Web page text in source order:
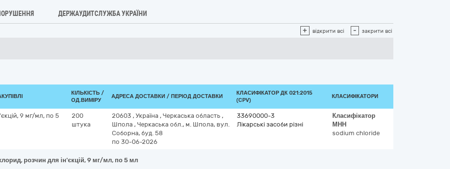
ДЕРЖАУДИТСЛУЖБА УКРАЇНИ
+ відкрити всі - закрити всі
КІЛЬКІСТЬ /
ОД.ВИМІРУ
АДРЕСА ДОСТАВКИ / ПЕРІОД ДОСТАВКИ
КЛАСИФІКАТОР ДК 021:2015
(CPV)
КЛАСИФІКАТОРИ
9 мг/мл, по 5
200
штука
20603 , Україна , Черкаська область ,
Шпола , Черкаська обл., м. Шпола, вул.
Соборна, буд. 58
по 30-06-2026
33690000-3
Лікарські засоби різні
Класифікатор
МНН
sodium chloride
розчин для ін'єкцій, 9 мг/мл, по 5 мл